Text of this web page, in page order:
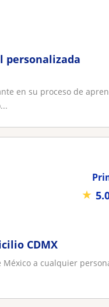
personalizada
en su proceso de
★
CDMX
a cualquier